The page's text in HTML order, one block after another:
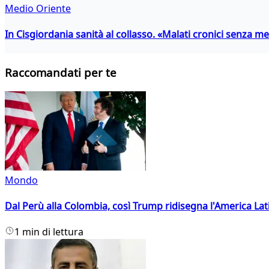
Medio Oriente
In Cisgiordania sanità al collasso. «Malati cronici senza
Raccomandati per te
Mondo
Dal Perù alla Colombia, così Trump ridisegna l'America
1 min di lettura